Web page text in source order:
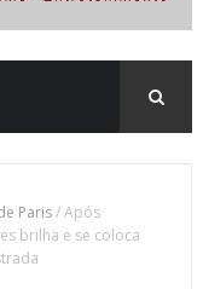
Paris/Após
brilha e se coloca